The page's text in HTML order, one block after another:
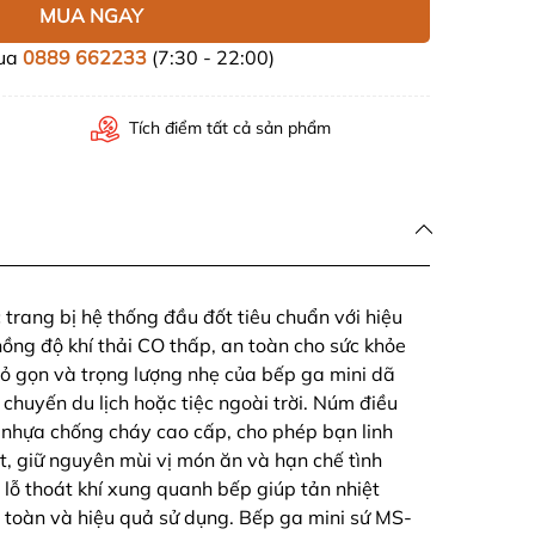
MUA NGAY
0889 662233(7:30 - 22:00)
Tích điểm tất cả sản phẩm
bị hệ thống đầu đốt tiêu chuẩn với hiệu
độ khí thải CO thấp, an toàn cho sức khỏe
gọn và trọng lượng nhẹ của bếp ga mini dã
du lịch hoặc tiệc ngoài trời. Núm điều
chống cháy cao cấp, cho phép bạn linh
giữ nguyên mùi vị món ăn và hạn chế tình
thoát khí xung quanh bếp giúp tản nhiệt
và hiệu quả sử dụng. Bếp ga mini sứ MS-